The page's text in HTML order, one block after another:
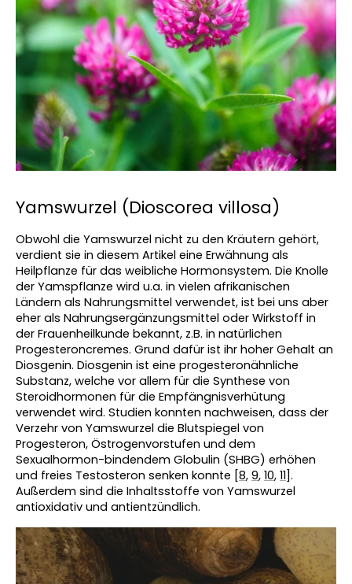
Yamswurzel (Dioscorea villosa)
Obwohl die Yamswurzel nicht zu den Kräutern gehört,
verdient sie in diesem Artikel eine Erwähnung als
Heilpflanze für das weibliche Hormonsystem. Die Knolle
der Yamspflanze wird u.a. in vielen afrikanischen
Ländern als Nahrungsmittel verwendet, ist bei uns aber
eher als Nahrungsergänzungsmittel oder Wirkstoff in
der Frauenheilkunde bekannt, z.B. in natürlichen
Progesteroncremes. Grund dafür ist ihr hoher Gehalt an
Diosgenin. Diosgenin ist eine progesteronähnliche
Substanz, welche vor allem für die Synthese von
Steroidhormonen für die Empfängnisverhütung
verwendet wird. Studien konnten nachweisen, dass der
Verzehr von Yamswurzel die Blutspiegel von
Progesteron, Östrogenvorstufen und dem
Sexualhormon-bindendem Globulin (SHBG) erhöhen
und freies Testosteron senken konnte [8, 9, 10, 11].
Außerdem sind die Inhaltsstoffe von Yamswurzel
antioxidativ und antientzündlich.